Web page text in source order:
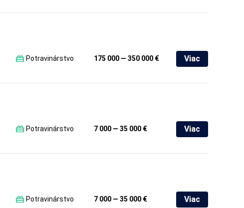
Potravinárstvo 175 000 — 350 000 € Viac
Potravinárstvo 7 000 — 35 000 € Viac
Potravinárstvo 7 000 — 35 000 € Viac